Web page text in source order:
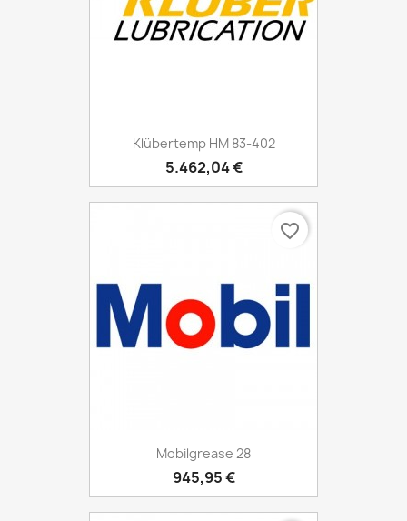
Klübertemp HM 83-402
5.462,04 €
Mobilgrease 28
945,95 €
favorite_border